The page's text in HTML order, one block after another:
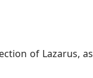
of Lazarus, as